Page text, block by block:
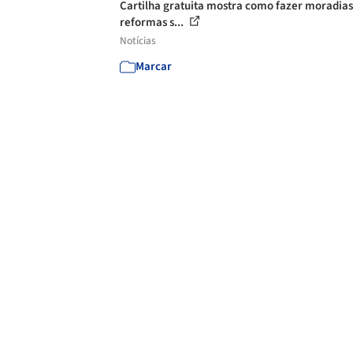
Cartilha gratuita mostra como fazer
reformas s...
Notícias
Marcar